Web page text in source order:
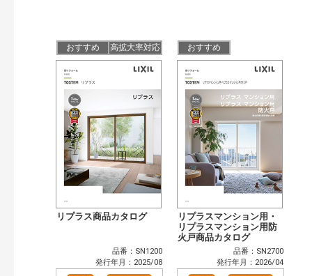
おすすめ 高拡大率対応
リプラス商品カタログ
品番：SN1200
発行年月：2025/08
おすすめ
リプラスマンション用・
リプラスマンション用防
火戸商品カタログ
品番：SN2700
発行年月：2026/04